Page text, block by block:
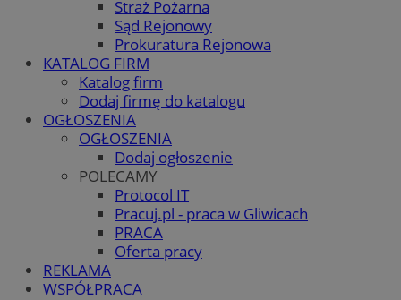
Straż Pożarna
Sąd Rejonowy
Prokuratura Rejonowa
KATALOG FIRM
Katalog firm
Dodaj firmę do katalogu
OGŁOSZENIA
OGŁOSZENIA
Dodaj ogłoszenie
POLECAMY
Protocol IT
Pracuj.pl - praca w Gliwicach
PRACA
Oferta pracy
REKLAMA
WSPÓŁPRACA